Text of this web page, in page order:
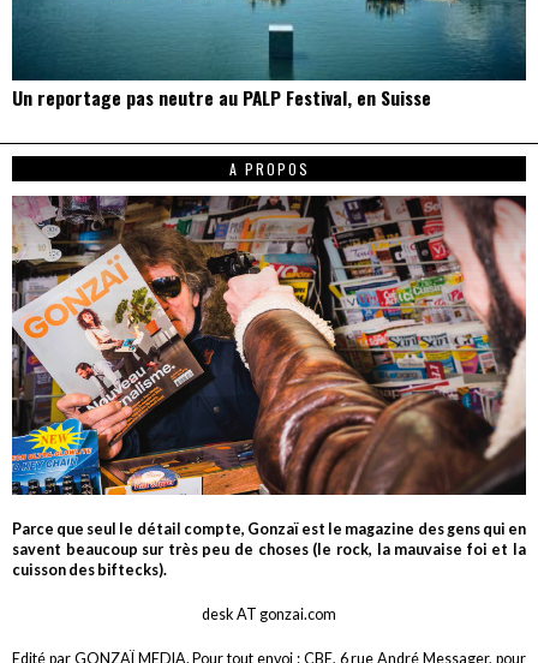
Un reportage pas neutre au PALP Festival, en Suisse
A PROPOS
Parce que seul le détail compte, Gonzaï est le magazine des gens qui en
savent beaucoup sur très peu de choses (le rock, la mauvaise foi et la
cuisson des biftecks).
desk AT gonzai.com
Edité par GONZAÏ MEDIA. Pour tout envoi : CBE, 6 rue André Messager, pour